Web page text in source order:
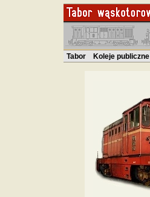
Tabor Koleje publiczne